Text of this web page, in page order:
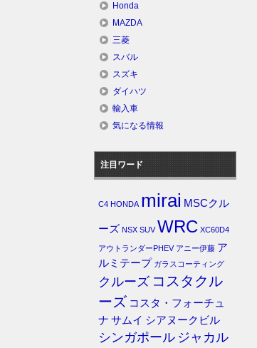
Honda
MAZDA
三菱
スバル
スズキ
ダイハツ
輸入車
気になる情報
注目ワード
C4 HONDA mirai MSCクル
ーズ NSX SUV WRC XC60D4
アウトランダーPHEV アニー伊藤 ア
ルミテープ ガラスコーティング
クルーズ コスタクル
ーズ コスタ・フォーチュ
ナ サムイ シアヌークビル
シンガポール ジャカル